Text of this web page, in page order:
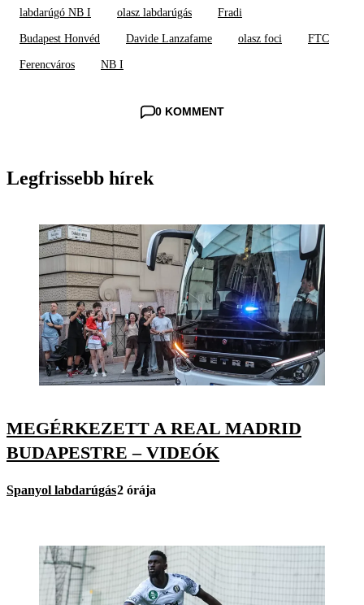
labdarúgó NB I olasz labdarúgás Fradi
Budapest Honvéd Davide Lanzafame olasz foci FTC
Ferencváros NB I
0 KOMMENT
Legfrissebb hírek
MEGÉRKEZETT A REAL MADRID
BUDAPESTRE – VIDEÓK
Spanyol labdarúgás2 órája